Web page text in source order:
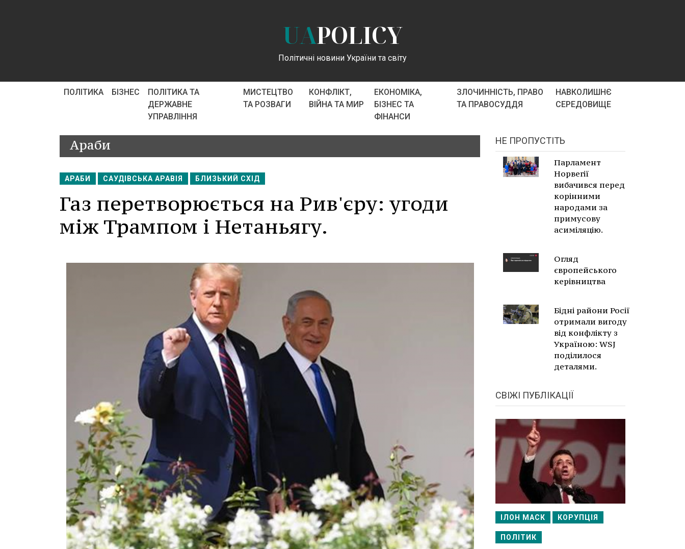
UAPOLICY
Політичні новини України та світу
ПОЛІТИКА БІЗНЕС
ПОЛІТИКА ТА
ДЕРЖАВНЕ
УПРАВЛІННЯ
МИСТЕЦТВО
ТА РОЗВАГИ
КОНФЛІКТ,
ВІЙНА ТА МИР
ЕКОНОМІКА,
БІЗНЕС ТА
ФІНАНСИ
ЗЛОЧИННІСТЬ, ПРАВО
ТА ПРАВОСУДДЯ
НАВКОЛИШНЄ
СЕРЕДОВИЩЕ
Араби
АРАБИ САУДІВСЬКА АРАВІЯ БЛИЗЬКИЙ СХІД
Газ перетворюється на Рив'єру: угоди
між Трампом і Нетаньягу.
НЕ ПРОПУСТІТЬ
Парламент
Норвегії
вибачився перед
корінними
народами за
примусову
асиміляцію.
Огляд
європейського
керівництва
Бідні райони Росії
отримали вигоду
від конфлікту з
Україною: WSJ
поділилося
деталями.
СВІЖІ ПУБЛІКАЦІЇ
ІЛОН МАСК КОРУПЦІЯ
ПОЛІТИК